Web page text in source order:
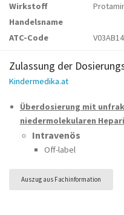
Wirkstoff
Handelsname
ATC-Code
V03AB14
Zulassung der
Kindermedika.at
Überdosierung mit
niedermolekularen
Intravenös
Off-label
Auszug aus Fachinformation